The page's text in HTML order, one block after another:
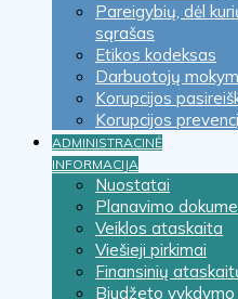
Pareigybių, dėl
sąrašas
Etikos kodeksas
Darbuotojų
Korupcijos
Korupcijos
ADMINISTRACINĖ
INFORMACIJA
Nuostatai
Planavimo
Veiklos ataskaita
Viešieji pirkimai
Finansinių
Biudžeto